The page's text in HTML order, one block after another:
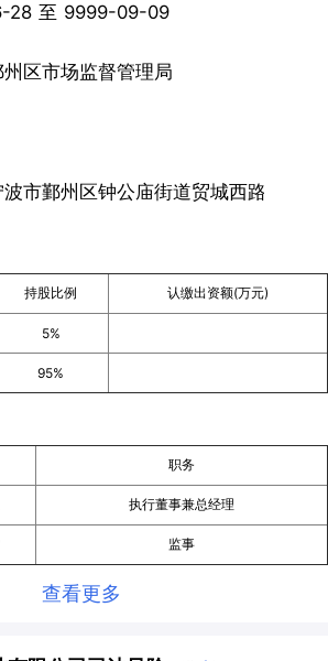
2019-06-28 至 9999-09-09
区市场监督管理局
市鄞州区钟公庙街道贸城西路58号
持股比例 认缴出资额(万元)
5%
95%
职务
执行董事兼总经理
监事
查看更多